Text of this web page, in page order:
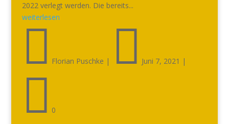
2022 verlegt werden. Die bereits...
weiterlesen
 Florian Puschke |  Juni 7, 2021 |
 0